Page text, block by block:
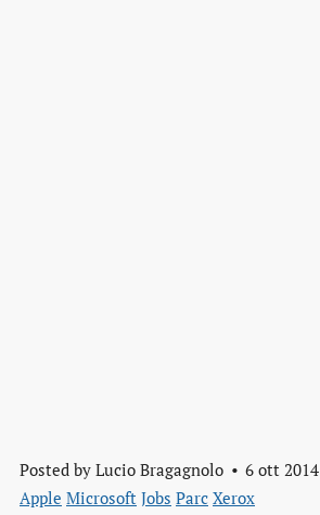
Posted by Lucio Bragagnolo 6 ott 2014
Apple Microsoft Jobs Parc Xerox